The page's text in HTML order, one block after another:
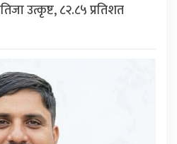
उत्कृष्ट, ८२.८५ प्रतिशत